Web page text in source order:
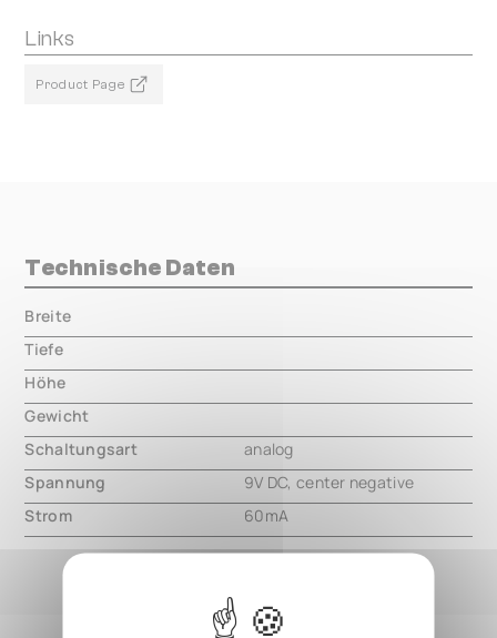
Links
Product Page
Technische Daten
Breite
Tiefe
Höhe
Gewicht
Schaltungsart
analog
Spannung
9V DC, center negative
Strom
60mA